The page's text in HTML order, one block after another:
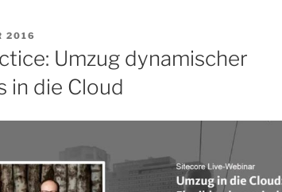
2016
Umzug dynamischer
in die Cloud